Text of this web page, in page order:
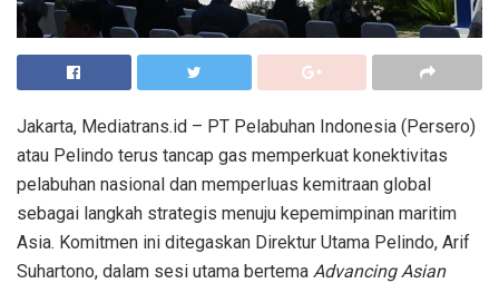
Jakarta, Mediatrans.id – PT Pelabuhan Indonesia (Persero)
atau Pelindo terus tancap gas memperkuat konektivitas
pelabuhan nasional dan memperluas kemitraan global
sebagai langkah strategis menuju kepemimpinan maritim
Asia. Komitmen ini ditegaskan Direktur Utama Pelindo, Arif
Suhartono, dalam sesi utama bertema Advancing Asian